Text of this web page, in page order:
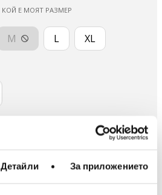
Детайли За приложението
КОЙ Е МОЯТ РАЗМЕР
M L XL